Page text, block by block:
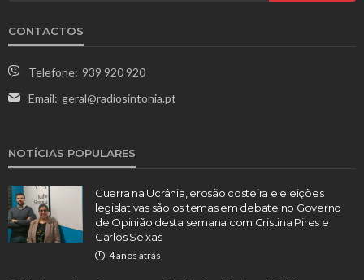
CONTACTOS
Telefone: 939 920 920
Email: geral@radiosintonia.pt
NOTÍCIAS POPULARES
Guerra na Ucrânia, erosão costeira e eleições
legislativas são os temas em debate no Governo
de Opinião desta semana com Cristina Pires e
Carlos Seixas
4 anos atrás